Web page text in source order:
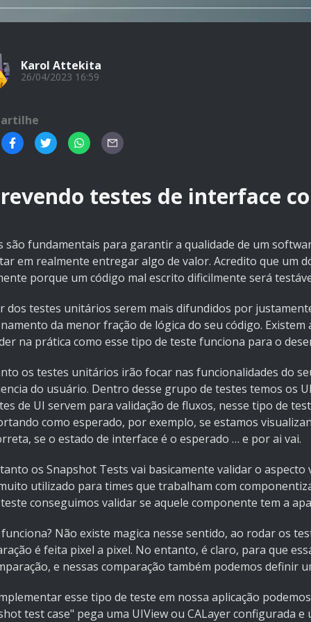
Karol Attekita
26/04/2023 16:59
testes de interface
são fundamentais para garantir a qualidade de um
em realmente entregar algo de valor. Acredito que um
porque um código mal escrito dificilmente será
dos testes unitários serem mais difundidos por
da menor fração de lógica do seu código.
na prática como esse tipo de teste funciona para o
os testes unitários irão focar nas funcionalidades do
do usuário. Dentro desse grupo de testes temos os
de UI servem para validação de fluxos, nesse tipo de
como esperado, por exemplo, se estamos
se o estado de interface é o esperado … e por ai vai.
os Snapshot Tests vai basicamente validar o
utilizado para times que trabalham com
conseguimos validar se aquele componente tem a
Não existe magica nesse sentido, ao rodar os
é feita pixel a pixel. No entanto, é claro, para que
e nessas comparação também podemos definir
esse tipo de teste em nossa aplicação
test case" pega uma UIView ou CALayer configurada